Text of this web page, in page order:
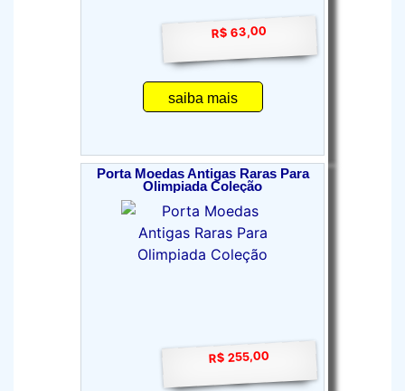
R$ 63,00
saiba mais
Porta Moedas Antigas Raras Para
Olimpiada Coleção
R$ 255,00